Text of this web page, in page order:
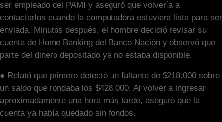
ser empleado del PAMI y aseguró que volvería a
contactarlos cuando la computadora estuviera lista para ser
enviada. Minutos después, el hombre decidió revisar su
cuenta de Home Banking del Banco Nación y observó que
parte del dinero depositado ya no estaba disponible.
● Relató que primero detectó un faltante de $218.000 sobre
un saldo que rondaba los $428.000. Al volver a ingresar
aproximadamente una hora más tarde, aseguró que la
cuenta ya había quedado sin fondos.